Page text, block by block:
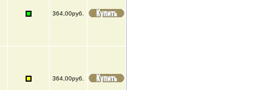
364,00руб.
364,00руб.